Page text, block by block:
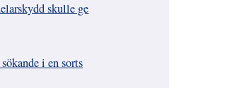
skulle ge
i en sorts